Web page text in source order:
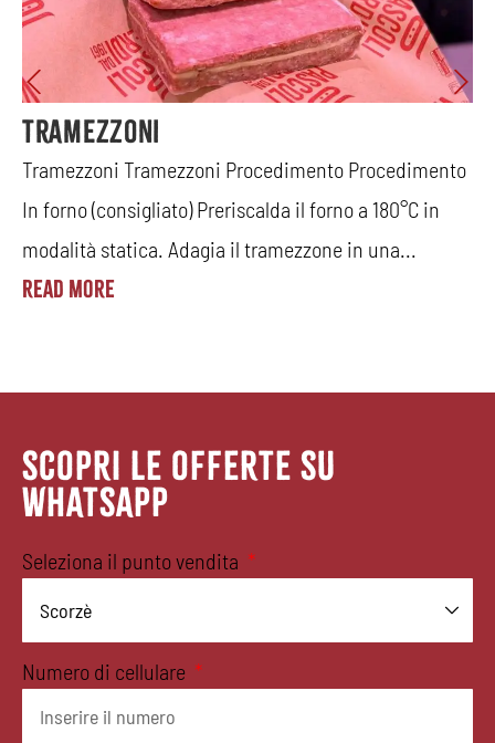
Tramezzoni
Tramezzoni Tramezzoni Procedimento Procedimento
In forno (consigliato) Preriscalda il forno a 180°C in
modalità statica. Adagia il tramezzone in una...
Read More
SCOPRI LE OFFERTE SU
WHATSAPP
Seleziona il punto vendita
Numero di cellulare